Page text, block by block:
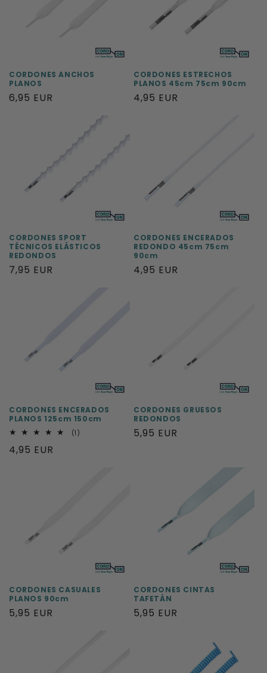
CORDONES ANCHOS
PLANOS
Precio
6,95 EUR
CORDONES ESTRECHOS
PLANOS 45cm 75cm 90cm
Precio
4,95 EUR
CORDONES SPORT
TÉCNICOS ELÁSTICOS
REDONDOS
Precio
7,95 EUR
CORDONES ENCERADOS
REDONDO 45cm 75cm
90cm
Precio
4,95 EUR
CORDONES ENCERADOS
PLANOS 125cm 150cm
(1)
Precio
4,95 EUR
CORDONES GRUESOS
REDONDOS
Precio
5,95 EUR
CORDONES CASUALES
PLANOS 90cm
Precio
5,95 EUR
CORDONES CINTAS
TAFETÁN
Precio
5,95 EUR